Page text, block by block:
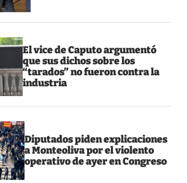
El vice de Caputo argumentó
que sus dichos sobre los
“tarados” no fueron contra la
industria
Diputados piden explicaciones
a Monteoliva por el violento
operativo de ayer en Congreso